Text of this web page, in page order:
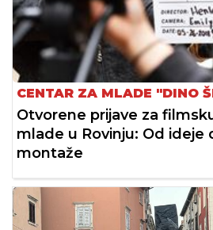
CENTAR ZA MLADE "DINO
Otvorene prijave za
mlade u Rovinju: Od ideje
montaže